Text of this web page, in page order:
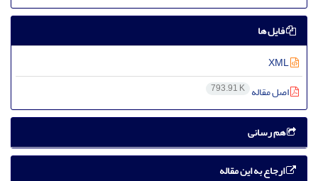
فایل ها
اصل مقاله 793.91 K
هم رسانی
ارجاع به این مقاله